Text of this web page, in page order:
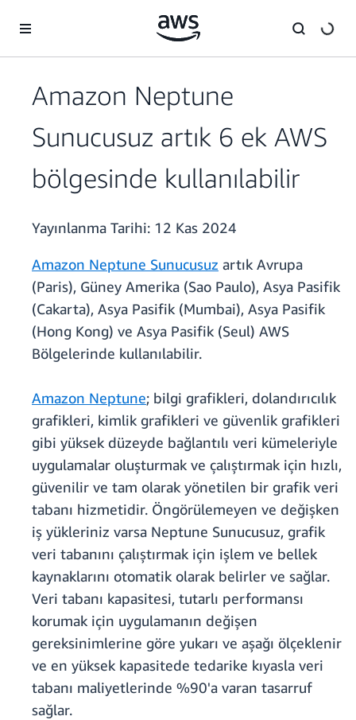
Amazon Neptune
Sunucusuz artık 6 ek AWS
bölgesinde kullanılabilir
Yayınlanma Tarihi: 12 Kas 2024
Amazon Neptune Sunucusuz artık Avrupa
(Paris), Güney Amerika (Sao Paulo), Asya Pasifik
(Cakarta), Asya Pasifik (Mumbai), Asya Pasifik
(Hong Kong) ve Asya Pasifik (Seul) AWS
Bölgelerinde kullanılabilir.
Amazon Neptune; bilgi grafikleri, dolandırıcılık
grafikleri, kimlik grafikleri ve güvenlik grafikleri
gibi yüksek düzeyde bağlantılı veri kümeleriyle
uygulamalar oluşturmak ve çalıştırmak için hızlı,
güvenilir ve tam olarak yönetilen bir grafik veri
tabanı hizmetidir. Öngörülemeyen ve değişken
iş yükleriniz varsa Neptune Sunucusuz, grafik
veri tabanını çalıştırmak için işlem ve bellek
kaynaklarını otomatik olarak belirler ve sağlar.
Veri tabanı kapasitesi, tutarlı performansı
korumak için uygulamanın değişen
gereksinimlerine göre yukarı ve aşağı ölçeklenir
ve en yüksek kapasitede tedarike kıyasla veri
tabanı maliyetlerinde %90'a varan tasarruf
sağlar.